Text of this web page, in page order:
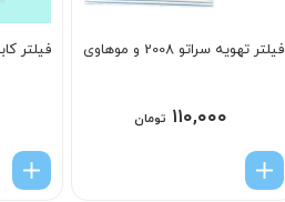
فیلتر تهویه سراتو 2008 و موهاوی
۱۱۰,۰۰۰ تومان
فیلتر